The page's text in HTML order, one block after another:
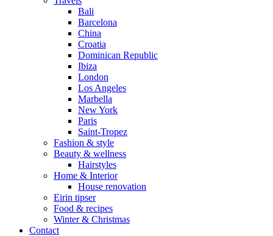
Bali
Barcelona
China
Croatia
Dominican Republic
Ibiza
London
Los Angeles
Marbella
New York
Paris
Saint-Tropez
Fashion & style
Beauty & wellness
Hairstyles
Home & Interior
House renovation
Eirin tipser
Food & recipes
Winter & Christmas
Contact